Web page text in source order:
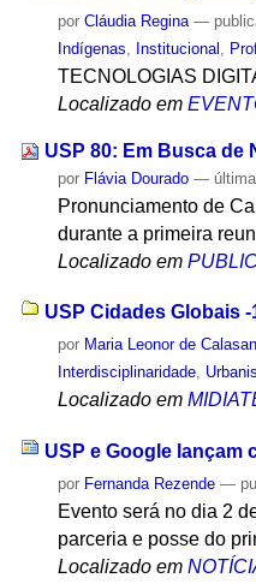
porCláudia Regina —
Indígenas
Institucional
TECNOLOGIAS
Localizado em
USP 80: Em Busca de
por Flávia Dourado —
Pronunciamento de
durante a primeira
Localizado em
USP Cidades Globais
por Maria Leonor de
Interdisciplinaridade,
Localizado em
USP e Google lançam
por Fernanda Rezende —
Evento será no dia 2
parceria e posse do
Localizado em